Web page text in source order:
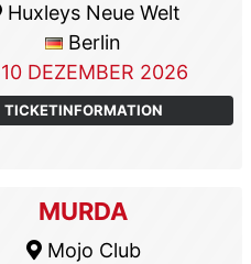
Huxleys Neue Welt
Berlin
10 DEZEMBER 2026
TICKETINFORMATION
MURDA
Mojo Club